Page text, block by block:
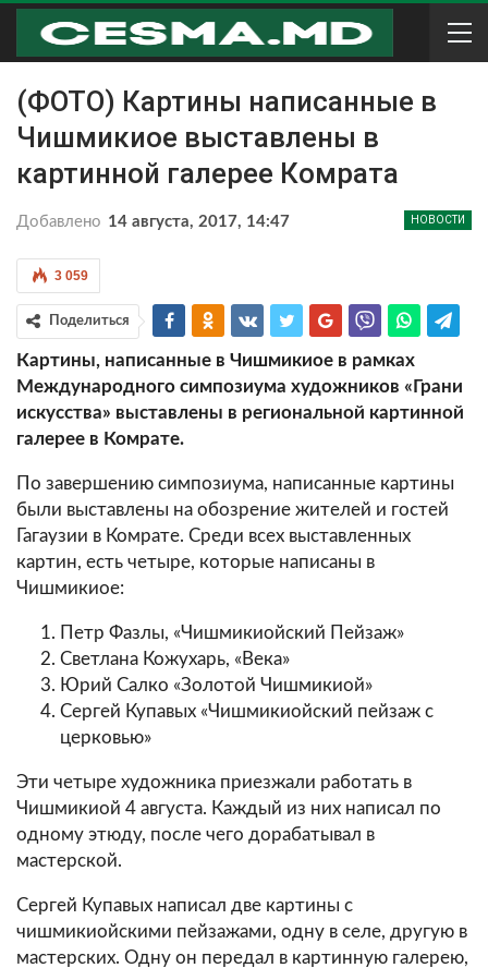
(ФОТО) Картины написанные в
Чишмикиое выставлены в
картинной галерее Комрата
НОВОСТИ
Добавлено 14 августа, 2017, 14:47
3 059
Поделиться
Картины, написанные в Чишмикиое в рамках
Международного симпозиума художников «Грани
искусства» выставлены в региональной картинной
галерее в Комрате.
По завершению симпозиума, написанные картины
были выставлены на обозрение жителей и гостей
Гагаузии в Комрате. Среди всех выставленных
картин, есть четыре, которые написаны в
Чишмикиое:
Петр Фазлы, «Чишмикиойский Пейзаж»
Светлана Кожухарь, «Века»
Юрий Салко «Золотой Чишмикиой»
Сергей Купавых «Чишмикиойский пейзаж с
церковью»
Эти четыре художника приезжали работать в
Чишмикиой 4 августа. Каждый из них написал по
одному этюду, после чего дорабатывал в
мастерской.
Сергей Купавых написал две картины с
чишмикиойскими пейзажами, одну в селе, другую в
мастерских. Одну он передал в картинную галерею,